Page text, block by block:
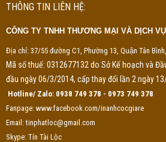
THÔNG TIN LIÊN HỆ:
CÔNG TY TNHH THƯƠNG MẠI VÀ DỊCH
Địa chỉ: 37/55 đường C1, Phường 13, Quận Tân
Mã số thuế: 0312677132 do Sở Kế hoạch và
đầu ngày 06/3/2014, cấp thay đổi lần 2 ngày
Hotline/ Zalo: 0938 749 378 - 0973 749 378
Fanpage: www.facebook.com/inanhcocgiare
Email: tinphatloc@gmail.com
Skype: Tín Tài Lộc